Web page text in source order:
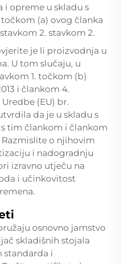
i opreme u skladu s
(a) ovog članka
2. stavkom 2.
je li proizvodnja u
U tom slučaju, u
1. točkom (b)
i člankom 4.
(EU) br.
da je u skladu s
tim člankom i člankom
Razmislite o njihovim
i nadogradnju
izravno utječu na
i učinkovitost
osnovno jamstvo
skladišnih stojala
standarda i